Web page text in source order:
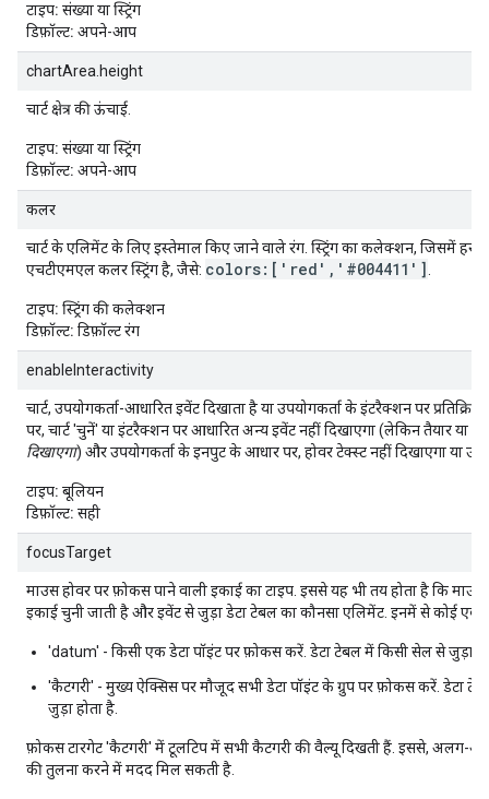
टाइप: संख्या या स्ट्रिंग
डिफ़ॉल्ट: अपने-आप
chartArea.height
चार्ट क्षेत्र की ऊंचाई.
टाइप: संख्या या स्ट्रिंग
डिफ़ॉल्ट: अपने-आप
कलर
चार्ट के एलिमेंट के लिए इस्तेमाल किए जाने वाले रंग. स्ट्रिंग का कलेक्शन, जिसमें हर
एचटीएमएल कलर स्ट्रिंग है, जैसे: colors:['red','#004411']
टाइप: स्ट्रिंग की कलेक्शन
डिफ़ॉल्ट: डिफ़ॉल्ट रंग
enableInteractivity
चार्ट, उपयोगकर्ता-आधारित इवेंट दिखाता है या उपयोगकर्ता के इंटरैक्शन पर
पर, चार्ट 'चुनें' या इंटरैक्शन पर आधारित अन्य इवेंट नहीं दिखाएगा (लेकिन तैयार या
दिखाएगा) और उपयोगकर्ता के इनपुट के आधार पर, होवर टेक्स्ट नहीं दिखाएगा या
टाइप: बूलियन
डिफ़ॉल्ट: सही
focusTarget
माउस होवर पर फ़ोकस पाने वाली इकाई का टाइप. इससे यह भी तय होता है कि
इकाई चुनी जाती है और इवेंट से जुड़ा डेटा टेबल का कौनसा एलिमेंट. इनमें से कोई एक
'datum' - किसी एक डेटा पॉइंट पर फ़ोकस करें. डेटा टेबल में किसी सेल से जुड़ा
'कैटगरी' - मुख्य ऐक्सिस पर मौजूद सभी डेटा पॉइंट के ग्रुप पर फ़ोकस करें. डेटा
जुड़ा होता है.
फ़ोकस टारगेट 'कैटगरी' में टूलटिप में सभी कैटगरी की वैल्यू दिखती हैं. इससे, अलग-
की तुलना करने में मदद मिल सकती है.